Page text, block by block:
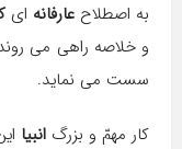
به اصطلاح عارفانه اى
و خلاصه راهى مى روند
سست مى نماید.
کار مهمّ و بزرگ انبیا